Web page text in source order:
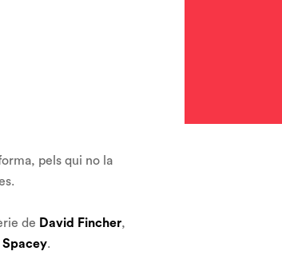
pels qui no la
de David Fincher,
Spacey.